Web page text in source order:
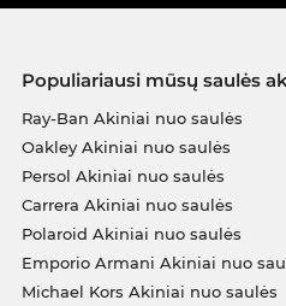
Populiariausi mūsų saulės
Ray-Ban Akiniai nuo saulės
Oakley Akiniai nuo saulės
Persol Akiniai nuo saulės
Carrera Akiniai nuo saulės
Polaroid Akiniai nuo saulės
Emporio Armani Akiniai nuo
Michael Kors Akiniai nuo saulės